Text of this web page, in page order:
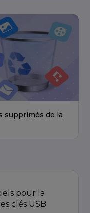
supprimés de la
pour la
clés USB